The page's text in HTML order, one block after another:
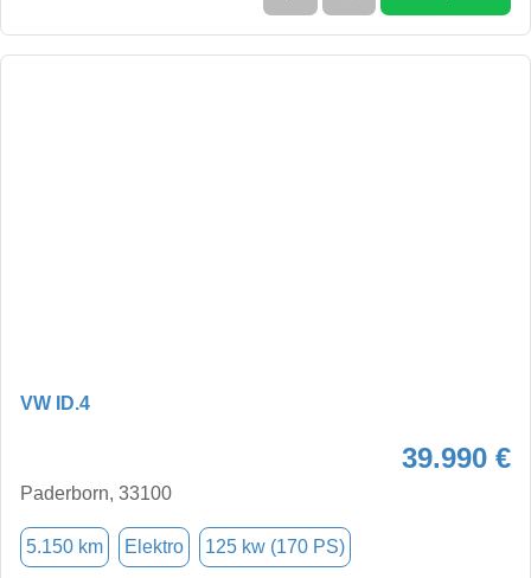
VW ID.4
39.990 €
Paderborn, 33100
5.150 km Elektro 125 kw (170 PS)